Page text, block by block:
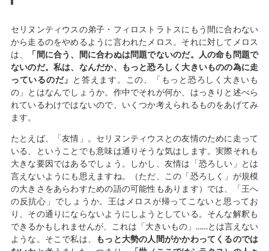
セリヌンティウスの弟子・フィロストラトスにもう間に合わない
から走るのをやめるように言われたメロス。それに対してメロス
は、
「間に合う、間に合わぬは問題でないのだ。人の命も問題で
ないのだ。私は、なんだか、もっと恐ろしく大きいものの為に走
っているのだ」 と答えます。この、「もっと恐ろしく大きいも
の」とはなんでしょうか。作中でそれが何か、はっきりと述べら
れているわけではないので、いくつか考えられるものをあげてみ
ます。
たとえば、「友情」。セリヌンティウスとの友情のために走って
いる、ということでも意味は通りそうな気はします。実際それも
大きな要因ではあるでしょう。しかし、友情は「恐ろしい」とは
言えないようにも思えますね。（ただ、この「恐ろしく」が規模
の大きさをあらわすための語の可能性もあります）では、「王へ
の反抗心」でしょうか。王はメロスが帰ってこないと思ってお
り、その通りにならないようにしようとしている。そんな解釈も
できるかもしれませんが、これは「大きいもの」……とは言えない
ような。そこで私は、
もっと大勢の人間がかかわってくるのでは